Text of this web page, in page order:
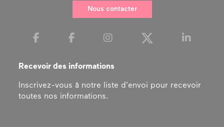
Nous contacter
Recevoir des informations
Inscrivez-vous à notre liste d'envoi pour recevoir
toutes nos informations.